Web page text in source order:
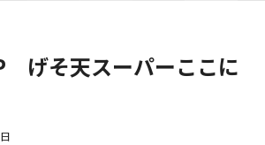
げそ天スーパーここに